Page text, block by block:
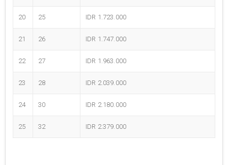
20 25 IDR 1.723.000
21 26 IDR 1.747.000
22 27 IDR 1.963.000
23 28 IDR 2.039.000
24 30 IDR 2.180.000
25 32 IDR 2.379.000